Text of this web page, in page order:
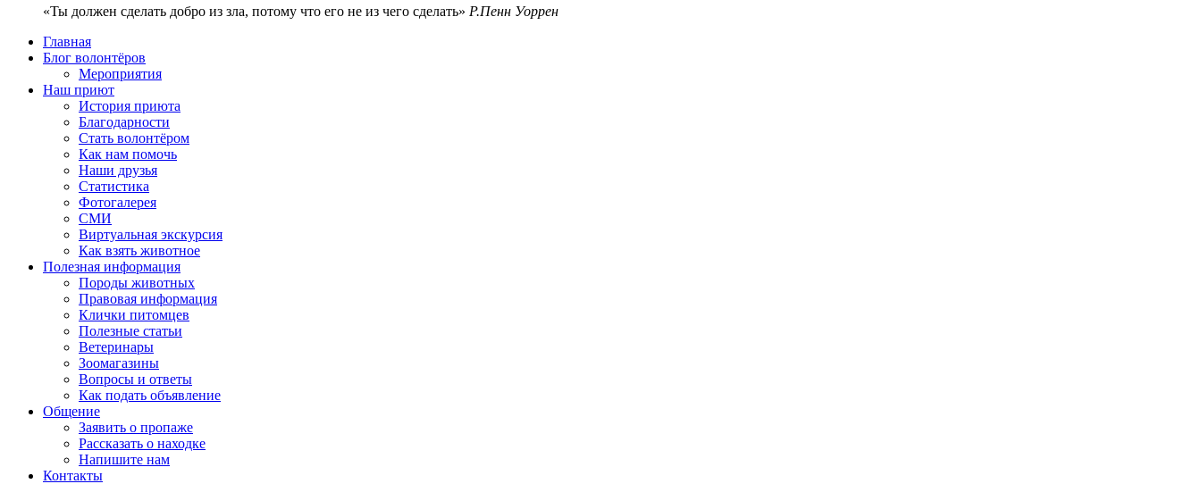
Ты должен сделать добро из зла, потому что его не из чего сделать
Р.Пенн Уоррен
Главная
Блог волонтёров
Мероприятия
Наш приют
История приюта
Благодарности
Cтать волонтёром
Как нам помочь
Наши друзья
Статистика
Фотогалерея
СМИ
Виртуальная экскурсия
Как взять животное
Полезная информация
Породы животных
Правовая информация
Клички питомцев
Полезные статьи
Ветеринары
Зоомагазины
Вопросы и ответы
Как подать объявление
Общение
Заявить о пропаже
Рассказать о находке
Напишите нам
Контакты